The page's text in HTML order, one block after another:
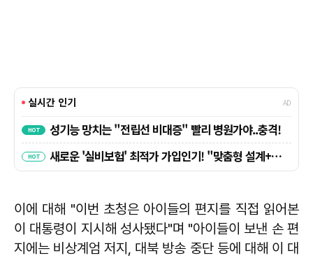
이에 대해 "이번 초청은 아이들의 편지를 직접 읽어본
이 대통령이 지시해 성사됐다"며 "아이들이 보낸 손 편
지에는 비상계엄 저지, 대북 방송 중단 등에 대해 이 대